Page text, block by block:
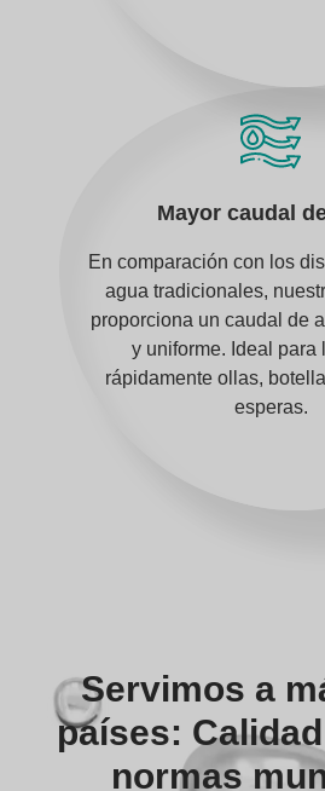
Mayor caudal
En comparación con los
agua tradicionales,
proporciona un caudal de
y uniforme. Ideal para
rápidamente ollas,
esperas.
Servimos a
países:
normas